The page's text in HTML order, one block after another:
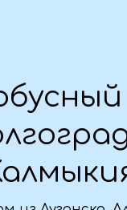
+
Алчевска,
городов региона
о туре